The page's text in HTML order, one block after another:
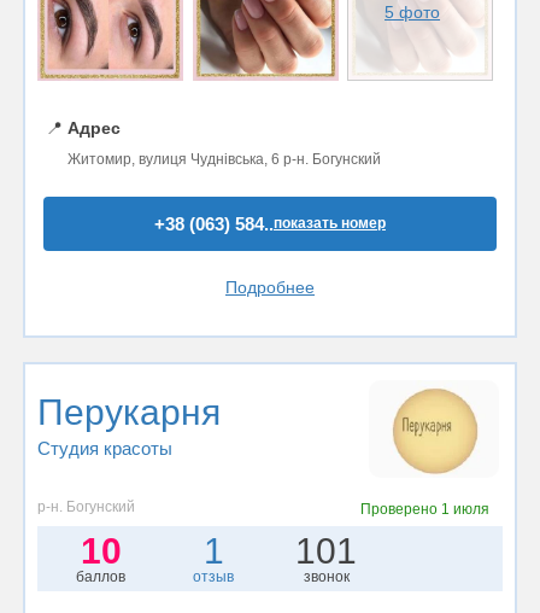
5 фото
📍 Адрес
Житомир, вулиця Чуднівська, 6 р-н. Богунский
+38 (063) 584..показать номер
Подробнее
Перукарня
Студия красоты
р-н. Богунский Проверено 1 июля
10
баллов
1
отзыв
101
звонок